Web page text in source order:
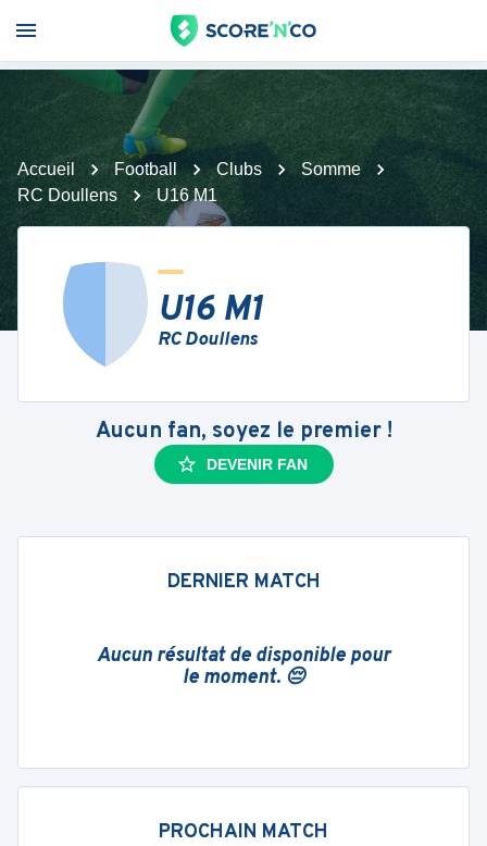
Accueil Football Clubs
Somme
RC Doullens
U16 M1
U16 M1
RC Doullens
Aucun fan, soyez le premier !
DEVENIR FAN
DERNIER MATCH
Aucun résultat de disponible pour
le moment. 😔
PROCHAIN MATCH